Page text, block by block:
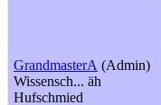
GrandmasterA (Admin)
Wissensch... äh
Hufschmied